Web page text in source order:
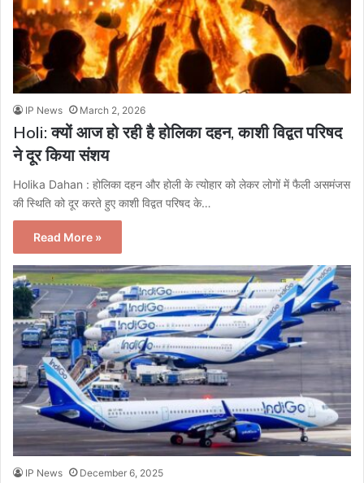
IP News March 2, 2026
Holi: क्यों आज हो रही है होलिका दहन, काशी विद्वत परिषद
ने दूर किया संशय
Holika Dahan : होलिका दहन और होली के त्योहार को लेकर लोगों में फैली असमंजस
की स्थिति को दूर करते हुए काशी विद्वत परिषद के…
Read More »
IP News December 6, 2025